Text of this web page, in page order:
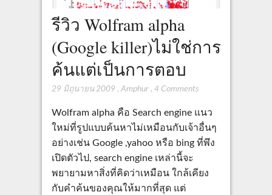
รีวิว Wolfram alpha
(Google killer)ไม่ใช่การ
ค้นแต่เป็นการตอบ
29 มิถุนายน 2009 , Amphur, 4 Comments
Wolfram alpha คือ Search engine แนว
ใหม่ที่รูปแบบค้นหาไม่เหมือนกับเจ้าอื่นๆ
อย่างเช่น Google ,yahoo หรือ bing ที่พึง
เปิดตัวไป, search engine เหล่านี้จะ
พยายามหาสิ่งที่คิดว่าเหมือน ใกล้เคียง
กับคำค้นของคุณให้มากที่สุด แต่